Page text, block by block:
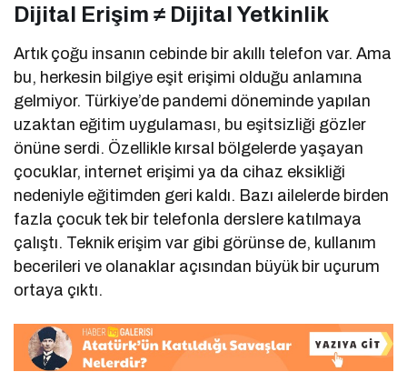
Dijital Erişim ≠ Dijital Yetkinlik
Artık çoğu insanın cebinde bir akıllı telefon var. Ama
bu, herkesin bilgiye eşit erişimi olduğu anlamına
gelmiyor. Türkiye’de pandemi döneminde yapılan
uzaktan eğitim uygulaması, bu eşitsizliği gözler
önüne serdi. Özellikle kırsal bölgelerde yaşayan
çocuklar, internet erişimi ya da cihaz eksikliği
nedeniyle eğitimden geri kaldı. Bazı ailelerde birden
fazla çocuk tek bir telefonla derslere katılmaya
çalıştı. Teknik erişim var gibi görünse de, kullanım
becerileri ve olanaklar açısından büyük bir uçurum
ortaya çıktı.